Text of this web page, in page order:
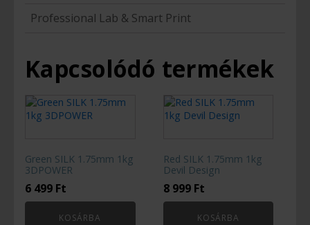
Professional Lab & Smart Print
Kapcsolódó termékek
Green SILK 1.75mm 1kg
3DPOWER
6 499 Ft
KOSÁRBA
Red SILK 1.75mm 1kg
Devil Design
8 999 Ft
KOSÁRBA